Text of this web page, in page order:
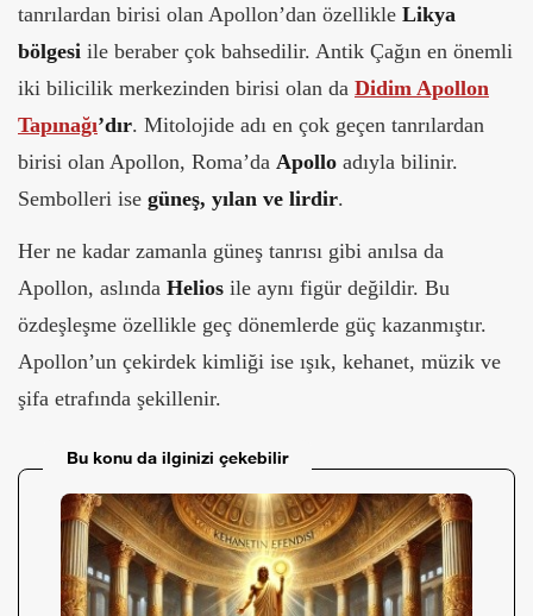
tanrılardan birisi olan Apollon’dan özellikle Likya
bölgesi ile beraber çok bahsedilir. Antik Çağın en önemli
iki bilicilik merkezinden birisi olan da Didim Apollon
Tapınağı’dır. Mitolojide adı en çok geçen tanrılardan
birisi olan Apollon, Roma’da Apollo adıyla bilinir.
Sembolleri ise güneş, yılan ve lirdir.
Her ne kadar zamanla güneş tanrısı gibi anılsa da
Apollon, aslında Helios ile aynı figür değildir. Bu
özdeşleşme özellikle geç dönemlerde güç kazanmıştır.
Apollon’un çekirdek kimliği ise ışık, kehanet, müzik ve
şifa etrafında şekillenir.
Bu konu da ilginizi çekebilir